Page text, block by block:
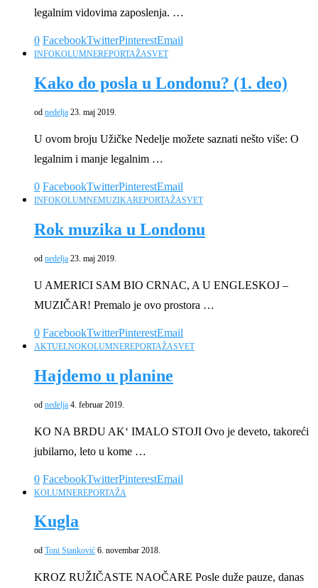
legalnim vidovima zaposlenja. …
0 FacebookTwitterPinterestEmail
INFOKOLUMNEREPORTAŽASVET
Kako do posla u Londonu? (1. deo)
od nedelja 23. maj 2019.
U ovom broju Užičke Nedelje možete saznati nešto više: O
legalnim i manje legalnim …
0 FacebookTwitterPinterestEmail
INFOKOLUMNEMUZIKAREPORTAŽASVET
Rok muzika u Londonu
od nedelja 23. maj 2019.
U AMERICI SAM BIO CRNAC, A U ENGLESKOJ –
MUZIČAR! Premalo je ovo prostora …
0 FacebookTwitterPinterestEmail
AKTUELNOKOLUMNEREPORTAŽASVET
Hajdemo u planine
od nedelja 4. februar 2019.
KO NA BRDU AK‘ IMALO STOJI Ovo je deveto, takoreći
jubilarno, leto u kome …
0 FacebookTwitterPinterestEmail
KOLUMNEREPORTAŽA
Kugla
od Toni Stanković 6. novembar 2018.
KROZ RUŽIČASTE NAOČARE Posle duže pauze, danas